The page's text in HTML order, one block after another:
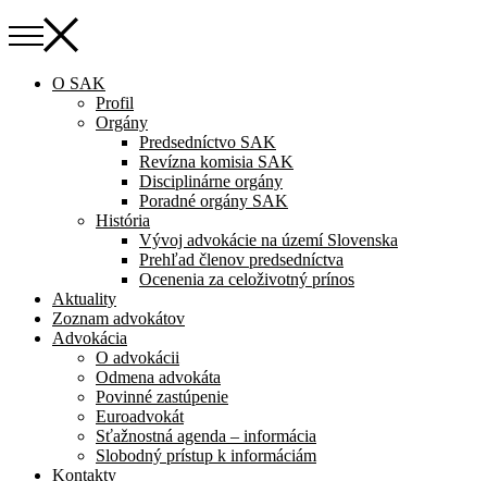
O SAK
Profil
Orgány
Predsedníctvo SAK
Revízna komisia SAK
Disciplinárne orgány
Poradné orgány SAK
História
Vývoj advokácie na území Slovenska
Prehľad členov predsedníctva
Ocenenia za celoživotný prínos
Aktuality
Zoznam advokátov
Advokácia
O advokácii
Odmena advokáta
Povinné zastúpenie
Euroadvokát
Sťažnostná agenda – informácia
Slobodný prístup k informáciám
Kontakty